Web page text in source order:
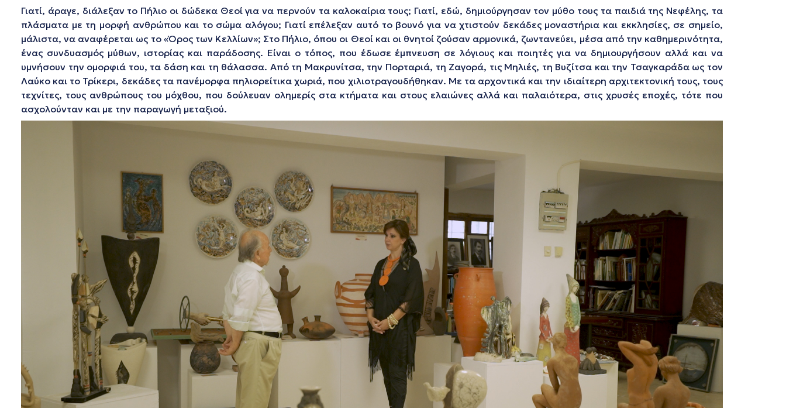
Γιατί, άραγε, διάλεξαν το Πήλιο οι δώδεκα Θεοί για να περνούν τα καλοκαίρια τους; Γιατί, εδώ, δημιούργησαν τον μύθο τους τα παιδιά της Νεφέλης, τα
πλάσματα με τη μορφή ανθρώπου και το σώμα αλόγου; Γιατί επέλεξαν αυτό το βουνό για να χτιστούν δεκάδες μοναστήρια και εκκλησίες, σε σημείο,
μάλιστα, να αναφέρεται ως το «Όρος των Κελλίων»; Στο Πήλιο, όπου οι Θεοί και οι θνητοί ζούσαν αρμονικά, ζωντανεύει, μέσα από την καθημερινότητα,
ένας συνδυασμός μύθων, ιστορίας και παράδοσης. Είναι ο τόπος, που έδωσε έμπνευση σε λόγιους και ποιητές για να δημιουργήσουν αλλά και να
υμνήσουν την ομορφιά του, τα δάση και τη θάλασσα. Από τη Μακρυνίτσα, την Πορταριά, τη Ζαγορά, τις Μηλιές, τη Βυζίτσα και την Τσαγκαράδα ως τον
Λαύκο και το Τρίκερι, δεκάδες τα πανέμορφα πηλιορείτικα χωριά, που χιλιοτραγουδήθηκαν. Με τα αρχοντικά και την ιδιαίτερη αρχιτεκτονική τους, τους
τεχνίτες, τους ανθρώπους του μόχθου, που δούλευαν ολημερίς στα κτήματα και στους ελαιώνες αλλά και παλαιότερα, στις χρυσές εποχές, τότε που
ασχολούνταν και με την παραγωγή μεταξιού.